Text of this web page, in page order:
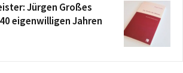
Jürgen Großes
eigenwilligen Jahren